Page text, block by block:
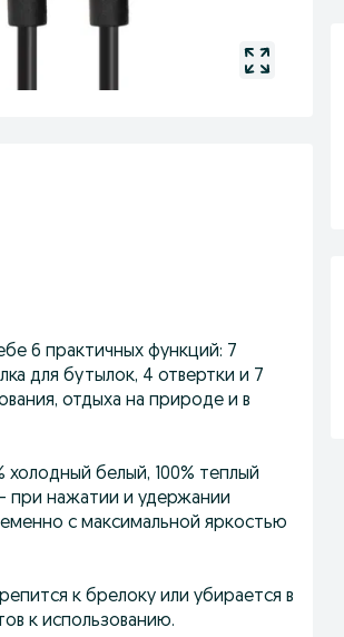
6 практичных функций: 7
для бутылок, 4 отвертки и 7
отдыха на природе и в
белый, 100% теплый
при нажатии и удержании
с максимальной яркостью
к брелоку или убирается в
к использованию.